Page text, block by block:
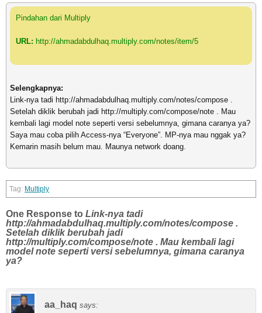
Pindahan dari Multiply
URL: http://ahmadabdulhaq.multiply.com/notes/item/5
Selengkapnya:
Link-nya tadi http://ahmadabdulhaq.multiply.com/notes/compose .
Setelah diklik berubah jadi http://multiply.com/compose/note . Mau
kembali lagi model note seperti versi sebelumnya, gimana caranya ya?
Saya mau coba pilih Access-nya “Everyone”. MP-nya mau nggak ya?
Kemarin masih belum mau. Maunya network doang.
Multiply
One Response to Link-nya tadi
http://ahmadabdulhaq.multiply.com/notes/compose .
Setelah diklik berubah jadi
http://multiply.com/compose/note . Mau kembali lagi
model note seperti versi sebelumnya, gimana caranya
ya?
aa_haq says: